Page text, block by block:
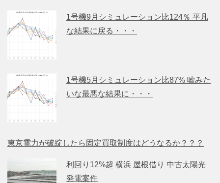
1号機9月シミュレーション比124％ 平凡
な結果に戻る・・・
1号機5月シミュレーション比87% 嘘みた
いな最悪な結果に・・・
東京電力が破綻したら固定買取制度はどうなるか？？？
利回り12%超 横浜 屋根借り 中古太陽光
発電案件